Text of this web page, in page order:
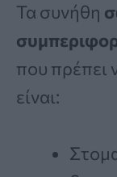
Τα συνήθη
που πρέπει
είναι: